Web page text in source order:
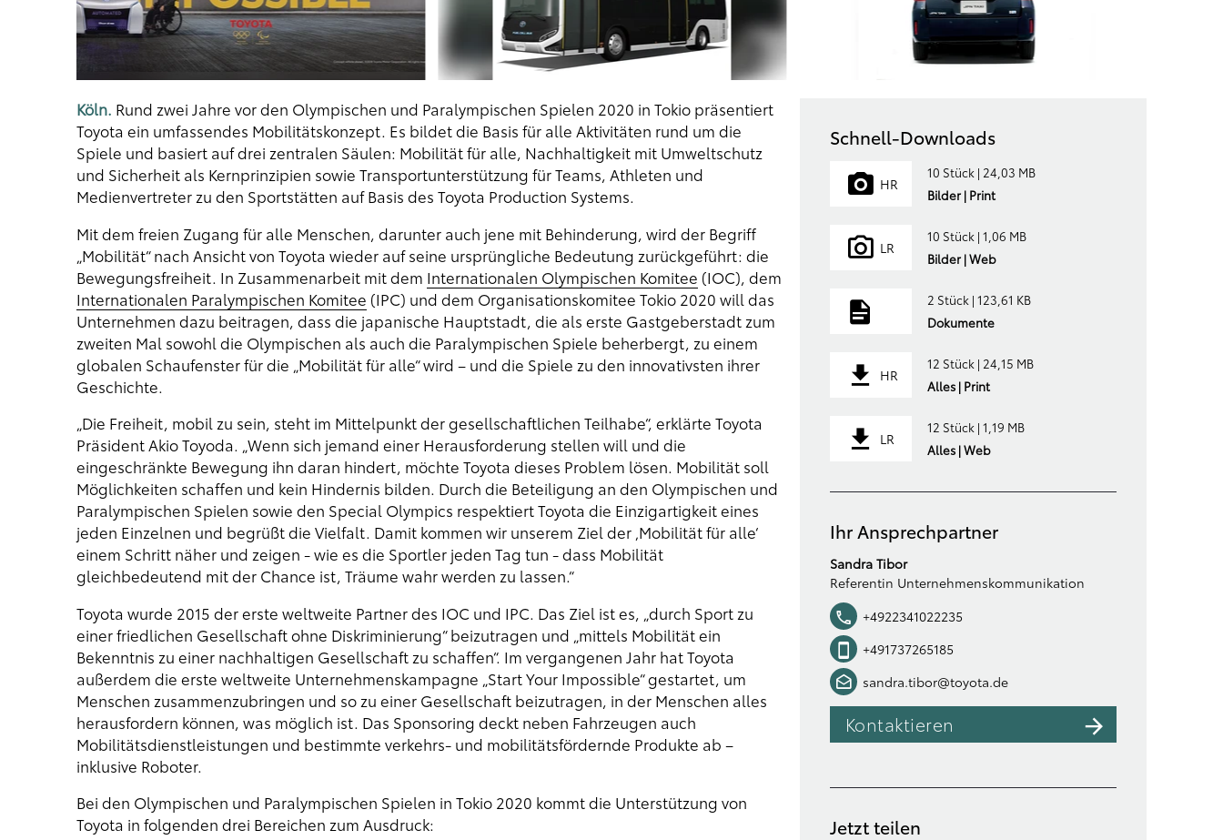
Köln. Rund zwei Jahre vor den Olympischen und Paralympischen Spielen 2020 in Tokio präsentiert
Toyota ein umfassendes Mobilitätskonzept. Es bildet die Basis für alle Aktivitäten rund um die
Spiele und basiert auf drei zentralen Säulen: Mobilität für alle, Nachhaltigkeit mit Umweltschutz
und Sicherheit als Kernprinzipien sowie Transportunterstützung für Teams, Athleten und
Medienvertreter zu den Sportstätten auf Basis des Toyota Production Systems.
Mit dem freien Zugang für alle Menschen, darunter auch jene mit Behinderung, wird der Begriff
„Mobilität“ nach Ansicht von Toyota wieder auf seine ursprüngliche Bedeutung zurückgeführt: die
Bewegungsfreiheit. In Zusammenarbeit mit dem Internationalen Olympischen Komitee (IOC), dem
Internationalen Paralympischen Komitee (IPC) und dem Organisationskomitee Tokio 2020 will das
Unternehmen dazu beitragen, dass die japanische Hauptstadt, die als erste Gastgeberstadt zum
zweiten Mal sowohl die Olympischen als auch die Paralympischen Spiele beherbergt, zu einem
globalen Schaufenster für die „Mobilität für alle“ wird – und die Spiele zu den innovativsten ihrer
Geschichte.
„Die Freiheit, mobil zu sein, steht im Mittelpunkt der gesellschaftlichen Teilhabe“, erklärte Toyota
Präsident Akio Toyoda. „Wenn sich jemand einer Herausforderung stellen will und die
eingeschränkte Bewegung ihn daran hindert, möchte Toyota dieses Problem lösen. Mobilität soll
Möglichkeiten schaffen und kein Hindernis bilden. Durch die Beteiligung an den Olympischen und
Paralympischen Spielen sowie den Special Olympics respektiert Toyota die Einzigartigkeit eines
jeden Einzelnen und begrüßt die Vielfalt. Damit kommen wir unserem Ziel der ‚Mobilität für alle‘
einem Schritt näher und zeigen - wie es die Sportler jeden Tag tun - dass Mobilität
gleichbedeutend mit der Chance ist, Träume wahr werden zu lassen.“
Toyota wurde 2015 der erste weltweite Partner des IOC und IPC. Das Ziel ist es, „durch Sport zu
einer friedlichen Gesellschaft ohne Diskriminierung“ beizutragen und „mittels Mobilität ein
Bekenntnis zu einer nachhaltigen Gesellschaft zu schaffen“. Im vergangenen Jahr hat Toyota
außerdem die erste weltweite Unternehmenskampagne „Start Your Impossible“ gestartet, um
Menschen zusammenzubringen und so zu einer Gesellschaft beizutragen, in der Menschen alles
herausfordern können, was möglich ist. Das Sponsoring deckt neben Fahrzeugen auch
Mobilitätsdienstleistungen und bestimmte verkehrs- und mobilitätsfördernde Produkte ab –
inklusive Roboter.
Bei den Olympischen und Paralympischen Spielen in Tokio 2020 kommt die Unterstützung von
Toyota in folgenden drei Bereichen zum Ausdruck:
Schnell-Downloads
HR
10 Stück | 24,03 MB
Bilder | Print
LR
10 Stück | 1,06 MB
Bilder | Web
2 Stück | 123,61 KB
Dokumente
HR
12 Stück | 24,15 MB
Alles | Print
LR
12 Stück | 1,19 MB
Alles | Web
Ihr Ansprechpartner
Sandra Tibor
Referentin Unternehmenskommunikation
+4922341022235
+491737265185
sandra.tibor@toyota.de
Kontaktieren
Jetzt teilen